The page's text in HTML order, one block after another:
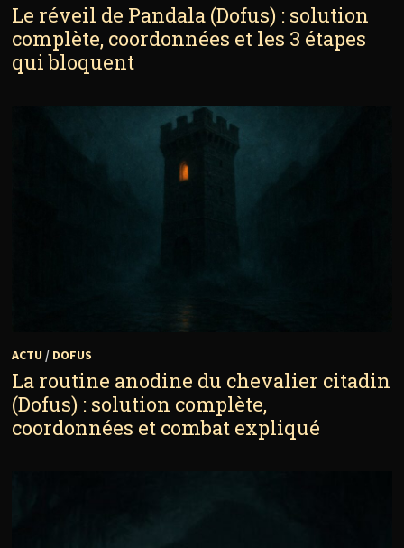
Le réveil de Pandala (Dofus) : solution
complète, coordonnées et les 3 étapes
qui bloquent
ACTU / DOFUS
La routine anodine du chevalier citadin
(Dofus) : solution complète,
coordonnées et combat expliqué